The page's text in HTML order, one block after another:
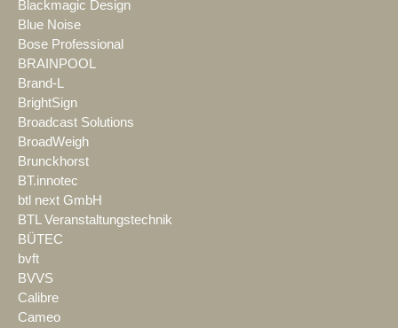
Blackmagic Design
Blue Noise
Bose Professional
BRAINPOOL
Brand-L
BrightSign
Broadcast Solutions
BroadWeigh
Brunckhorst
BT.innotec
btl next GmbH
BTL Veranstaltungstechnik
BÜTEC
bvft
BVVS
Calibre
Cameo